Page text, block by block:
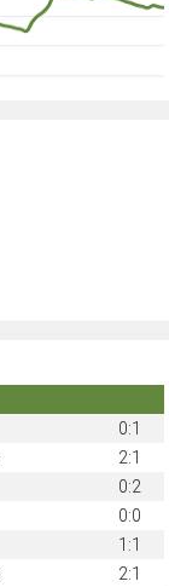
0:1
2:1
0:2
0:0
1:1
2:1